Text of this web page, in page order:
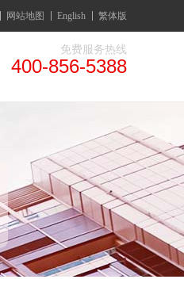
网站地图 English 繁体版
免费服务热线
400-856-5388